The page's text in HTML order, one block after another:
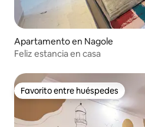
Apartamento en Nagole
Feliz estancia en casa
Favorito entre huéspedes
Favorito entre huéspedes